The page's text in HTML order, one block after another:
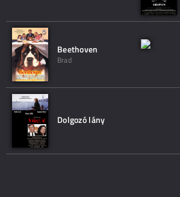
Beethoven
Brad
Dolgozó lány